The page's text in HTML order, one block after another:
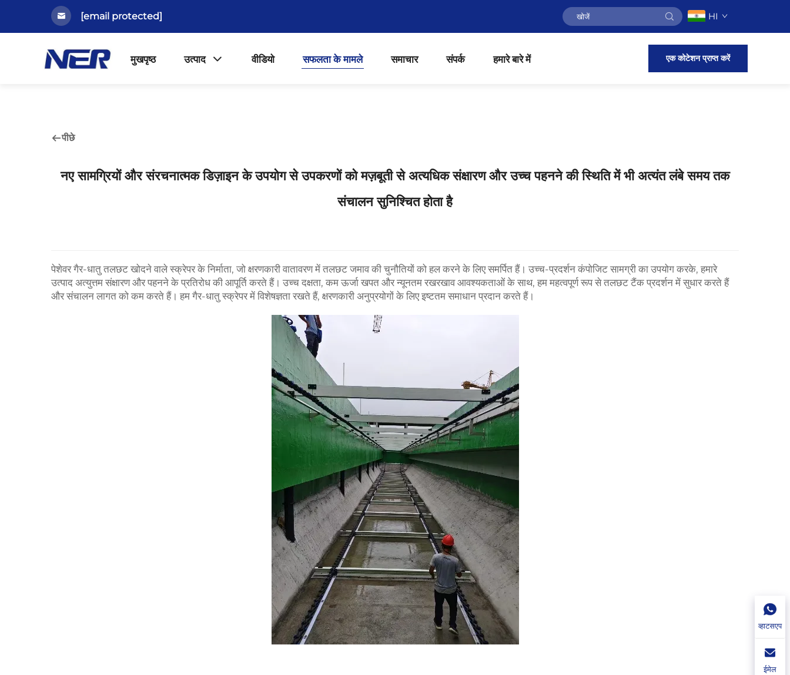
[email protected] HI
मुखपृष्ठ उत्पाद वीडियो सफलता के मामले समाचार संपर्क हमारे बारे में एक कोटेशन प्राप्त करें
पीछे
नए सामग्रियों और संरचनात्मक डिज़ाइन के उपयोग से उपकरणों को मज़बूती से अत्यधिक संक्षारण और उच्च पहनने की स्थिति में भी अत्यंत लंबे समय तक
संचालन सुनिश्चित होता है
पेशेवर गैर-धातु तलछट खोदने वाले स्क्रेपर के निर्माता, जो क्षरणकारी वातावरण में तलछट जमाव की चुनौतियों को हल करने के लिए समर्पित हैं। उच्च-प्रदर्शन कंपोजिट सामग्री का उपयोग करके, हमारे
उत्पाद अत्युत्तम संक्षारण और पहनने के प्रतिरोध की आपूर्ति करते हैं। उच्च दक्षता, कम ऊर्जा खपत और न्यूनतम रखरखाव आवश्यकताओं के साथ, हम महत्वपूर्ण रूप से तलछट टैंक प्रदर्शन में सुधार करते हैं
और संचालन लागत को कम करते हैं। हम गैर-धातु स्क्रेपर में विशेषज्ञता रखते हैं, क्षरणकारी अनुप्रयोगों के लिए इष्टतम समाधान प्रदान करते हैं।
व्हाटसएप
ईमेल